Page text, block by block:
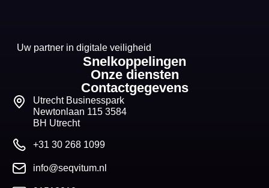
Uw partner in digitale veiligheid
Snelkoppelingen
Onze diensten
Contactgegevens
Utrecht Businesspark
Newtonlaan 115 3584
BH Utrecht
+31 30 268 1099
info@seqvitum.nl